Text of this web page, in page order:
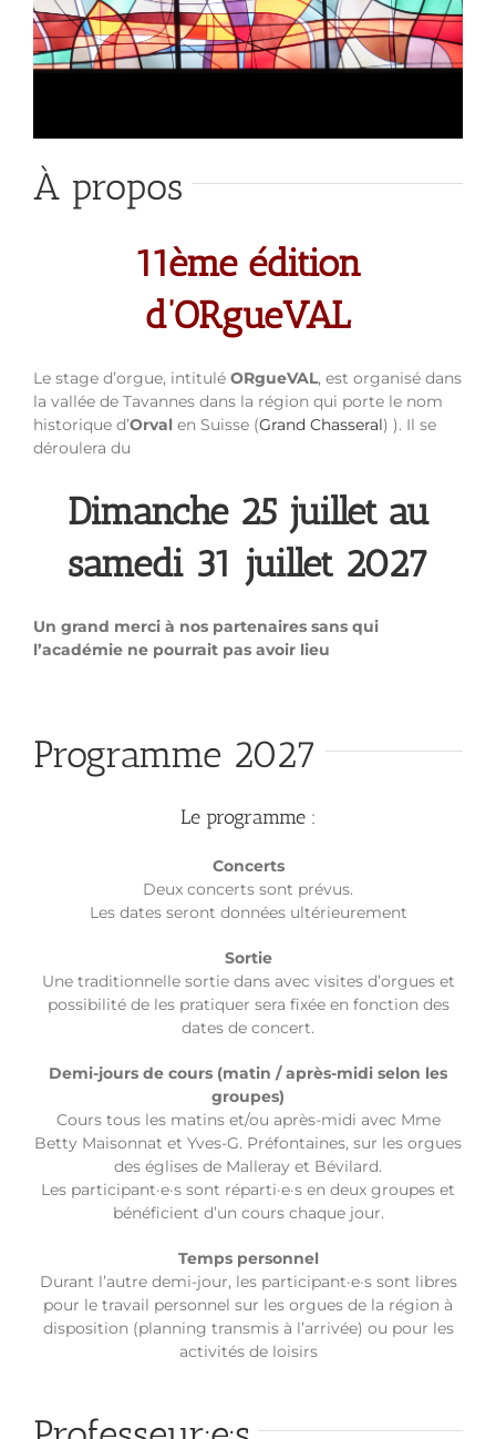
À propos
11ème édition
d’ORgueVAL
Le stage d’orgue, intitulé ORgueVAL, est organisé dans
la vallée de Tavannes dans la région qui porte le nom
historique d’Orval en Suisse (Grand Chasseral) ). Il se
déroulera du
Dimanche 25 juillet au
samedi 31 juillet 2027
Un grand merci à nos partenaires sans qui
l’académie ne pourrait pas avoir lieu
Programme 2027
Le programme :
Concerts
Deux concerts sont prévus.
Les dates seront données ultérieurement
Sortie
Une traditionnelle sortie dans avec visites d’orgues et
possibilité de les pratiquer sera fixée en fonction des
dates de concert.
Demi-jours de cours (matin / après-midi selon les
groupes)
Cours tous les matins et/ou après-midi avec Mme
Betty Maisonnat et Yves-G. Préfontaines, sur les orgues
des églises de Malleray et Bévilard.
Les participant·e·s sont réparti·e·s en deux groupes et
bénéficient d’un cours chaque jour.
Temps personnel
Durant l’autre demi-jour, les participant·e·s sont libres
pour le travail personnel sur les orgues de la région à
disposition (planning transmis à l’arrivée) ou pour les
activités de loisirs